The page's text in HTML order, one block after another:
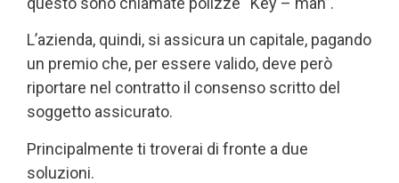
L’azienda, quindi, si assicura un capitale, pagando
un premio che, per essere valido, deve però
riportare nel contratto il consenso scritto del
soggetto assicurato.
Principalmente ti troverai di fronte a due
soluzioni.